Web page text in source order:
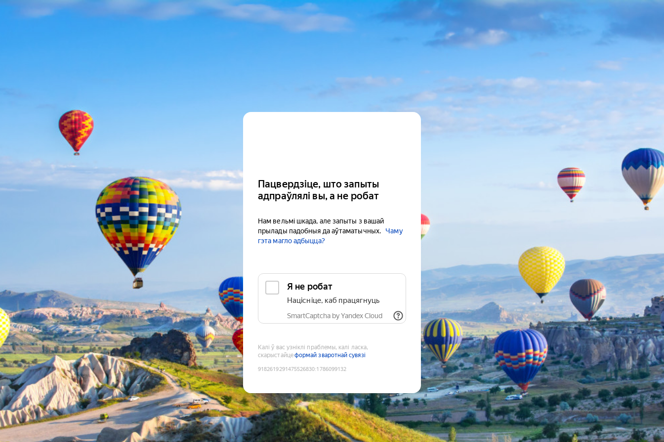
Пацвердзіце, што запыты
адпраўлялі вы, а не робат
Нам вельмі шкада, але запыты з вашай
прылады падобныя да аўтаматычных.
Чаму
гэта магло адбыцца?
Я не робат
Націсніце, каб працягнуць
SmartCaptcha by Yandex Cloud
Калі ў вас узніклі праблемы, калі ласка,
скарыстайцеформай зваротнай сувязі
9182619291475526830:1786099132